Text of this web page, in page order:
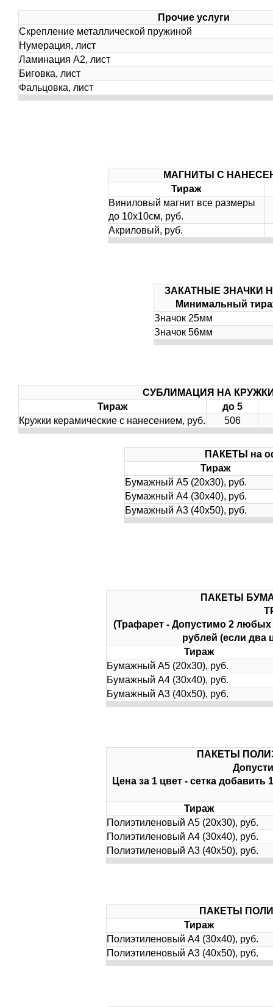
Прочие услуги
Скрепление металлической пружиной
Нумерация, лист
Ламинация А2, лист
Биговка, лист
Фальцовка, лист
МАГНИТЫ С
Тираж
Виниловый магнит все размеры
до 10х10см, руб.
Акриловый, руб.
ЗАКАТНЫЕ ЗНАЧКИ
Минимальный
Значок 25мм
Значок 56мм
СУБЛИМАЦИЯ НА
Тираж
до 5
Кружки керамические с нанесением, руб.
506
ПАКЕТЫ на
Тираж
Бумажный А5 (20х30), руб.
Бумажный А4 (30х40), руб.
Бумажный А3 (40х50), руб.
ПАКЕТЫ
(Трафарет - Допустимо 2 любых
рублей (если два
Тираж
Бумажный А5 (20х30), руб.
Бумажный А4 (30х40), руб.
Бумажный А3 (40х50), руб.
ПАКЕТЫ
Цена за 1 цвет - сетка
Тираж
Полиэтиленовый А5 (20х30), руб.
Полиэтиленовый А4 (30х40), руб.
Полиэтиленовый А3 (40х50), руб.
ПАКЕТЫ
Тираж
Полиэтиленовый А4 (30х40), руб.
Полиэтиленовый А3 (40х50), руб.